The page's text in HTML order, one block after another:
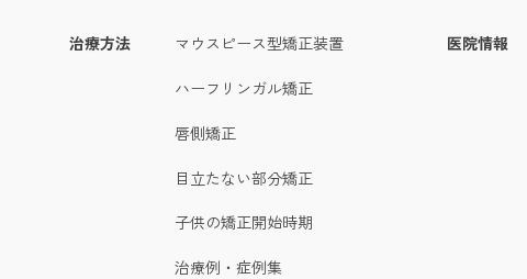
治療方法 マウスピース型矯正装置
ハーフリンガル矯正
唇側矯正
目立たない部分矯正
子供の矯正開始時期
治療例・症例集
医院情報